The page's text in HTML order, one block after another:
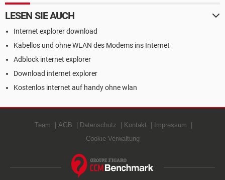
LESEN SIE AUCH
Internet explorer download
Kabellos und ohne WLAN des Modems ins Internet
Adblock internet explorer
Download internet explorer
Kostenlos internet auf handy ohne wlan
Team AGB Datenschutz Kontakt
Impressum
Cookie-Verwaltung